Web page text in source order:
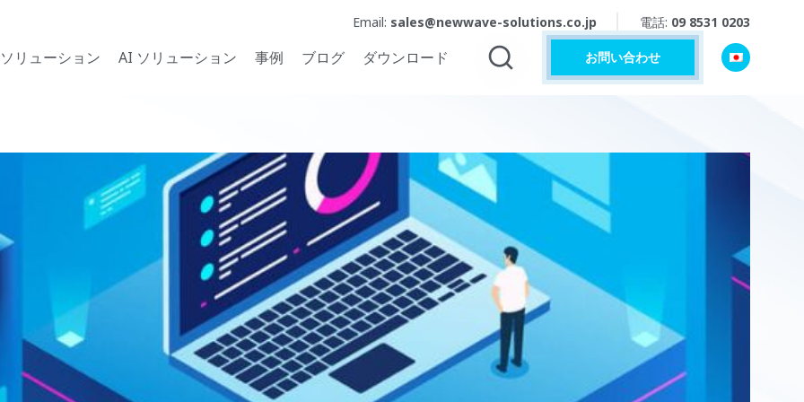
Email: sales@newwave-solutions.co.jp 電話: 09 8531 0203
ソリューション AI ソリューション 事例 ブログ ダウンロード お問い合わせ